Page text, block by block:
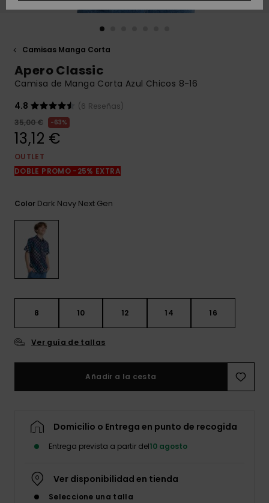
la respuesta
más rápida a
conversación
respuestas a
las preguntas
formulario de
contacto.
Consultar
Camisas Manga Corta
Apero Classic
Camisa de Manga Corta Azul Chicos 8-16
4.8
(6 Reseñas)
35,00 €
63%
13,12 €
OUTLET
DOBLE PROMO -25% EXTRA
Color Dark Navy Next Gen
8 10 12 14 16
Ver guía de tallas
Añadir a la cesta
Domicilio o Entrega en punto de recogida
Entrega prevista a partir del10 agosto
Ver disponibilidad en tienda
Seleccione una talla